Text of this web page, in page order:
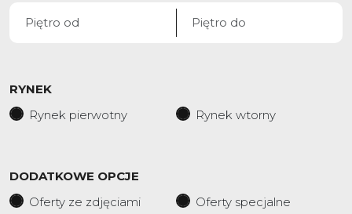
RYNEK
Rynek pierwotny
Rynek wtorny
DODATKOWE OPCJE
Oferty ze zdjęciami
Oferty specjalne